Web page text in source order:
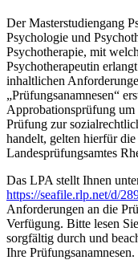
Der Masterstudiengang
Psychologie und
Psychotherapie, mit
Psychotherapeutin
inhaltlichen
„Prüfungsanamnesen“
Approbationsprüfung um
Prüfung zur
handelt, gelten hierfür
Landesprüfungsamtes
Das LPA stellt Ihnen
https://seafile.rlp.net/d/
Anforderungen an die
Verfügung. Bitte lesen
sorgfältig durch und
Ihre Prüfungsanamnesen.